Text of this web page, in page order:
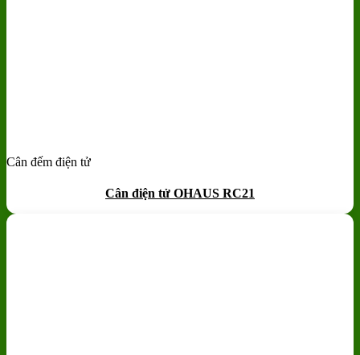
Add to wishlist
Cân đếm điện tử
Cân điện tử OHAUS RC21